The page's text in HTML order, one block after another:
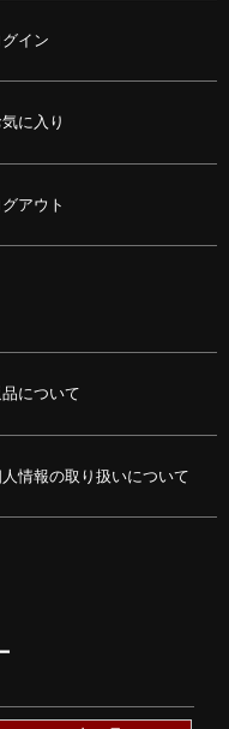
グイン
に入り
グアウト
について
情報の取り扱いについて